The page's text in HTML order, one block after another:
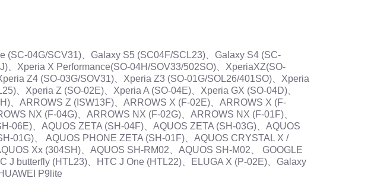
(SC-04G/SCV31)、Galaxy S5 (SC04F/SCL23)、Galaxy S4 (SC-
Xperia X Performance(SO-04H/SOV33/502SO)、XperiaXZ(SO-
Z4 (SO-03G/SOV31)、Xperia Z3 (SO-01G/SOL26/401SO)、Xperia
、Xperia Z (SO-02E)、Xperia A (SO-04E)、Xperia GX (SO-04D)、
、ARROWS Z (ISW13F)、ARROWS X (F-02E)、ARROWS X (F-
NX (F-04G)、ARROWS NX (F-02G)、ARROWS NX (F-01F)、
06E)、AQUOS ZETA (SH-04F)、AQUOS ZETA (SH-03G)、AQUOS
01G)、 AQUOS PHONE ZETA (SH-01F)、AQUOS CRYSTAL X /
Xx (304SH)、AQUOS SH-RM02、AQUOS SH-M02、 GOOGLE
J butterfly (HTL23)、HTC J One (HTL22)、ELUGA X (P-02E)、Galaxy
P9lite